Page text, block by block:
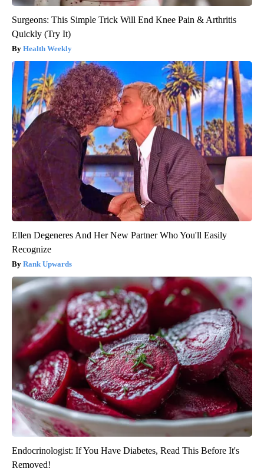
Surgeons: This Simple Trick Will End Knee Pain & Arthritis
Quickly (Try It)
Health Weekly
Ellen Degeneres And Her New Partner Who You'll Easily
Recognize
Rank Upwards
Endocrinologist: If You Have Diabetes, Read This Before It's
Removed!